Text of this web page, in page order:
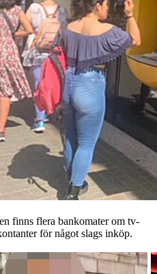
finns flera bankomater om tv-
för något slags inköp.